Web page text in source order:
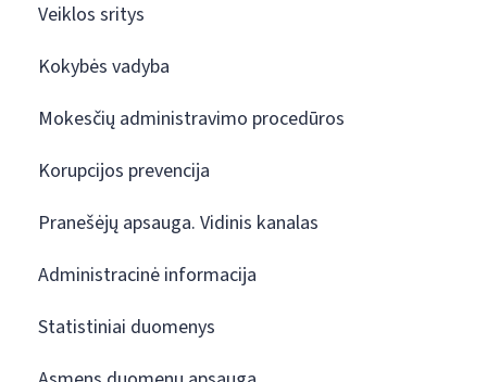
Veiklos sritys
Kokybės vadyba
Mokesčių administravimo procedūros
Korupcijos prevencija
Pranešėjų apsauga. Vidinis kanalas
Administracinė informacija
Statistiniai duomenys